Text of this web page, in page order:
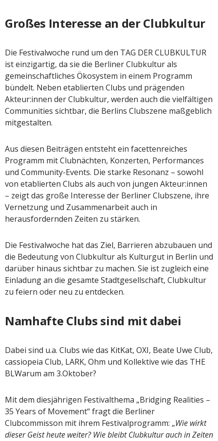
Großes Interesse an der Clubkultur
Die Festivalwoche rund um den TAG DER CLUBKULTUR
ist einzigartig, da sie die Berliner Clubkultur als
gemeinschaftliches Ökosystem in einem Programm
bündelt. Neben etablierten Clubs und prägenden
Akteur:innen der Clubkultur, werden auch die vielfältigen
Communities sichtbar, die Berlins Clubszene maßgeblich
mitgestalten.
Aus diesen Beiträgen entsteht ein facettenreiches
Programm mit Clubnächten, Konzerten, Performances
und Community-Events. Die starke Resonanz – sowohl
von etablierten Clubs als auch von jungen Akteur:innen
– zeigt das große Interesse der Berliner Clubszene, ihre
Vernetzung und Zusammenarbeit auch in
herausfordernden Zeiten zu stärken.
Die Festivalwoche hat das Ziel, Barrieren abzubauen und
die Bedeutung von Clubkultur als Kulturgut in Berlin und
darüber hinaus sichtbar zu machen. Sie ist zugleich eine
Einladung an die gesamte Stadtgesellschaft, Clubkultur
zu feiern oder neu zu entdecken.
Namhafte Clubs sind mit dabei
Dabei sind u.a. Clubs wie das KitKat, OXI, Beate Uwe Club,
cassiopeia Club, LARK, Ohm und Kollektive wie das THE
BLWarum am 3.Oktober?
Mit dem diesjährigen Festivalthema „Bridging Realities –
35 Years of Movement“ fragt die Berliner
Clubcommisson mit ihrem Festivalprogramm: „Wie wirkt
dieser Geist heute weiter? Wie bleibt Clubkultur auch in Zeiten